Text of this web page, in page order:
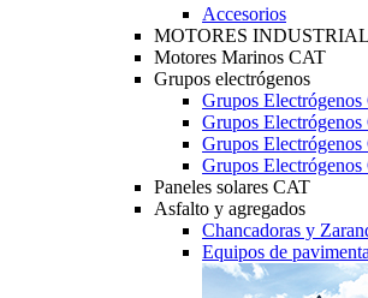
Accesorios
MOTORES
Motores Marinos CAT
Grupos electrógenos
Grupos
Grupos
Grupos
Grupos
Paneles solares CAT
Asfalto y agregados
Chancadoras y
Equipos de